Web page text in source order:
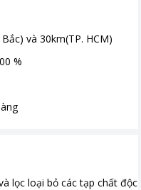
và 30km(TP. HCM)
%
lọc loại bỏ các tạp chất độc